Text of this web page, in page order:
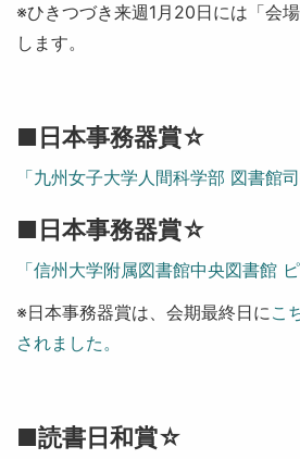
※ひきつづき来週1月20日には「会
します。
■日本事務器賞☆
「九州女子大学人間科学部 図書館司
■日本事務器賞☆
「信州大学附属図書館中央図書館
※日本事務器賞は、会期最終日にこ
されました。
■読書日和賞☆